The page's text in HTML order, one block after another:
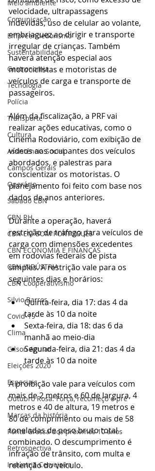
Meio ambiente
Comunicação
Empreendedorismo
Sustentabilidade
Gastronomia
Tecnologia
Polícia
Transporte
Cultura
Assistência Social
Campos Gerais
Operário
Sábado CBN
CBN RH
CBN EM BOM PORTUGUÊS
CBN ECONOMIA E FINANÇAS
CBN INDÚSTRIA
CBN Cooperativismo
Silvio Barros
Covid-19
Clima
Gilson Aguiar
Eleições 2020
Especiais
Outubro Rosa: Força, recomeço e pre
Marcas da história
Ponta Grossa dos próximos 10 anos
Retrospectiva
Indústria Cervejeira
velocidade, ultrapassagens
indevidas, uso de celular ao volante,
embriaguez ao dirigir e transporte
irregular de crianças. Também
haverá atenção especial aos
motociclistas e motoristas de
veículos de carga e transporte de
passageiros.
Além da fiscalização, a PRF vai
realizar ações educativas, como o
Cinema Rodoviário, com exibição de
vídeos aos ocupantes dos veículos
abordados, e palestras para
conscientizar os motoristas. O
planejamento foi feito com base nos
dados de anos anteriores.
Durante a operação, haverá
restrição de tráfego para veículos de
carga com dimensões excedentes
em rodovias federais de pista
simples. A restrição vale para os
seguintes dias e horários:
Quinta-feira, dia 17: das 4 da
tarde às 10 da noite
Sexta-feira, dia 18: das 6 da
manhã ao meio-dia
Segunda-feira, dia 21: das 4 da
tarde às 10 da noite
A proibição vale para veículos com
mais de 2 metros e 60 de largura, 4
metros e 40 de altura, 19 metros e
80 de comprimento ou mais de 58
toneladas de peso bruto total
combinado. O descumprimento é
infração de trânsito, com multa e
retenção do veículo.